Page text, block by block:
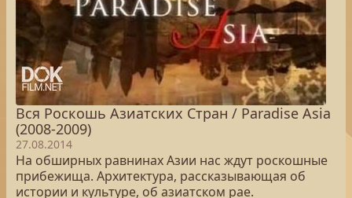
Вся Роскошь Азиатских Стран / Paradise Asia
(2008-2009)
27.08.2014
На обширных равнинах Азии нас ждут роскошные
прибежища. Архитектура, рассказывающая об
истории и культуре, об азиатском рае.